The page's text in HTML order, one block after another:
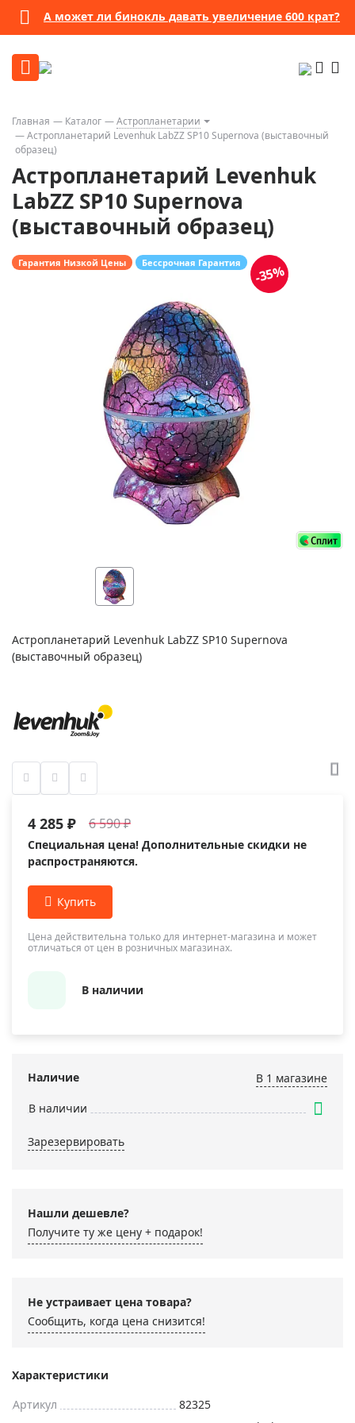
А может ли бинокль давать увеличение 600 крат?
Главная Каталог
Астропланетарии
Астропланетарий Levenhuk LabZZ SP10 Supernova (выставочный
образец)
Астропланетарий Levenhuk
LabZZ SP10 Supernova
(выставочный образец)
Гарантия Низкой Цены Бессрочная Гарантия -35%
Астропланетарий Levenhuk LabZZ SP10 Supernova
(выставочный образец)
4 285 ₽ 6 590 ₽
Специальная цена! Дополнительные скидки не
распространяются.
Цена действительна только для интернет-магазина и может
отличаться от цен в розничных магазинах.
В наличии
Наличие
В 1 магазинe
В наличии
Зарезервировать
Нашли дешевле?
Получите ту же цену + подарок!
Не устраивает цена товара?
Сообщить, когда цена снизится!
Характеристики
Артикул
82325